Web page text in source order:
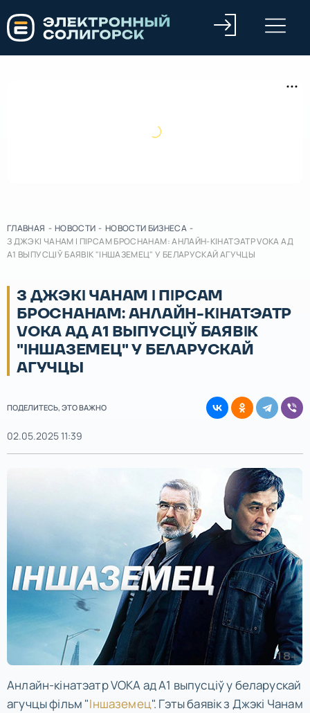
ГЛАВНАЯ - НОВОСТИ - НОВОСТИ БИЗНЕСА -
З ДЖЭКІ ЧАНАМ І ПІРСАМ БРОСНАНАМ: АНЛАЙН-КІНАТЭАТР VOKA АД
А1 ВЫПУСЦІЎ БАЯВІК "ІНШАЗЕМЕЦ" У БЕЛАРУСКАЙ АГУЧЦЫ
З ДЖЭКІ ЧАНАМ І ПІРСАМ
БРОСНАНАМ: АНЛАЙН-КІНАТЭАТР
VOKA АД А1 ВЫПУСЦІЎ БАЯВІК
"ІНШАЗЕМЕЦ" У БЕЛАРУСКАЙ
АГУЧЦЫ
ПОДЕЛИТЕСЬ, ЭТО ВАЖНО
02.05.2025 11:39
Анлайн-кінатэатр VOKA ад А1 выпусціў у беларускай
агучцы фільм "Іншаземец". Гэты баявік з Джэкі Чанам